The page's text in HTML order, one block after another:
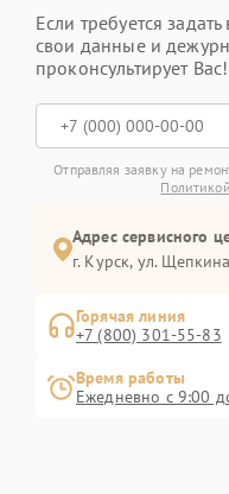
Если требуется
свои данные и
проконсультирует Вас!
Отправляя заявку на
Адрес сервисного
г. Курск, ул.
Горячая линия
+7 (800) 301-55-83
Время работы
Ежедневно с 9:00